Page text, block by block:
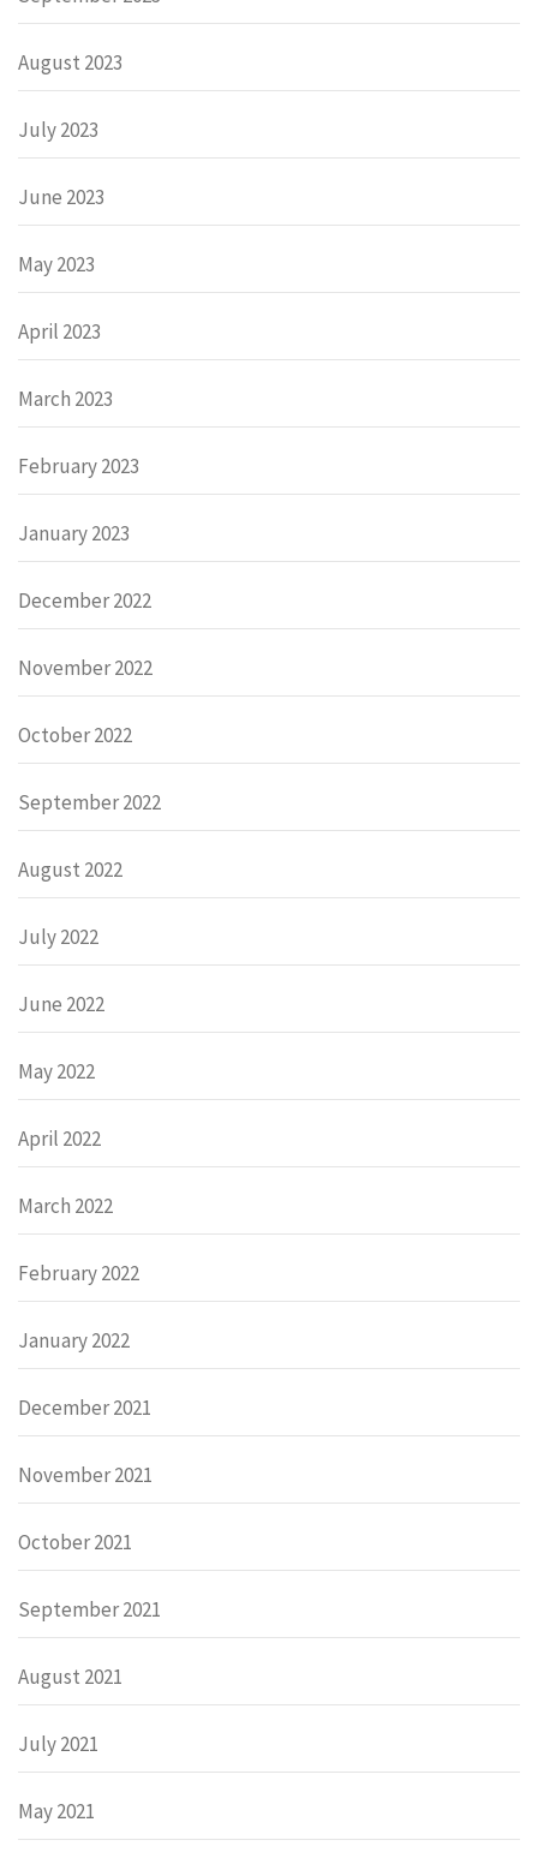
August 2023
July 2023
June 2023
May 2023
April 2023
March 2023
February 2023
January 2023
December 2022
November 2022
October 2022
September 2022
August 2022
July 2022
June 2022
May 2022
April 2022
March 2022
February 2022
January 2022
December 2021
November 2021
October 2021
September 2021
August 2021
July 2021
May 2021